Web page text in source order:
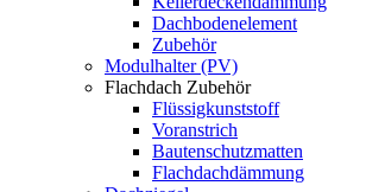
Dachbodenelement
Zubehör
Modulhalter (PV)
Flachdach Zubehör
Flüssigkunststoff
Voranstrich
Bautenschutzmatten
Flachdachdämmung